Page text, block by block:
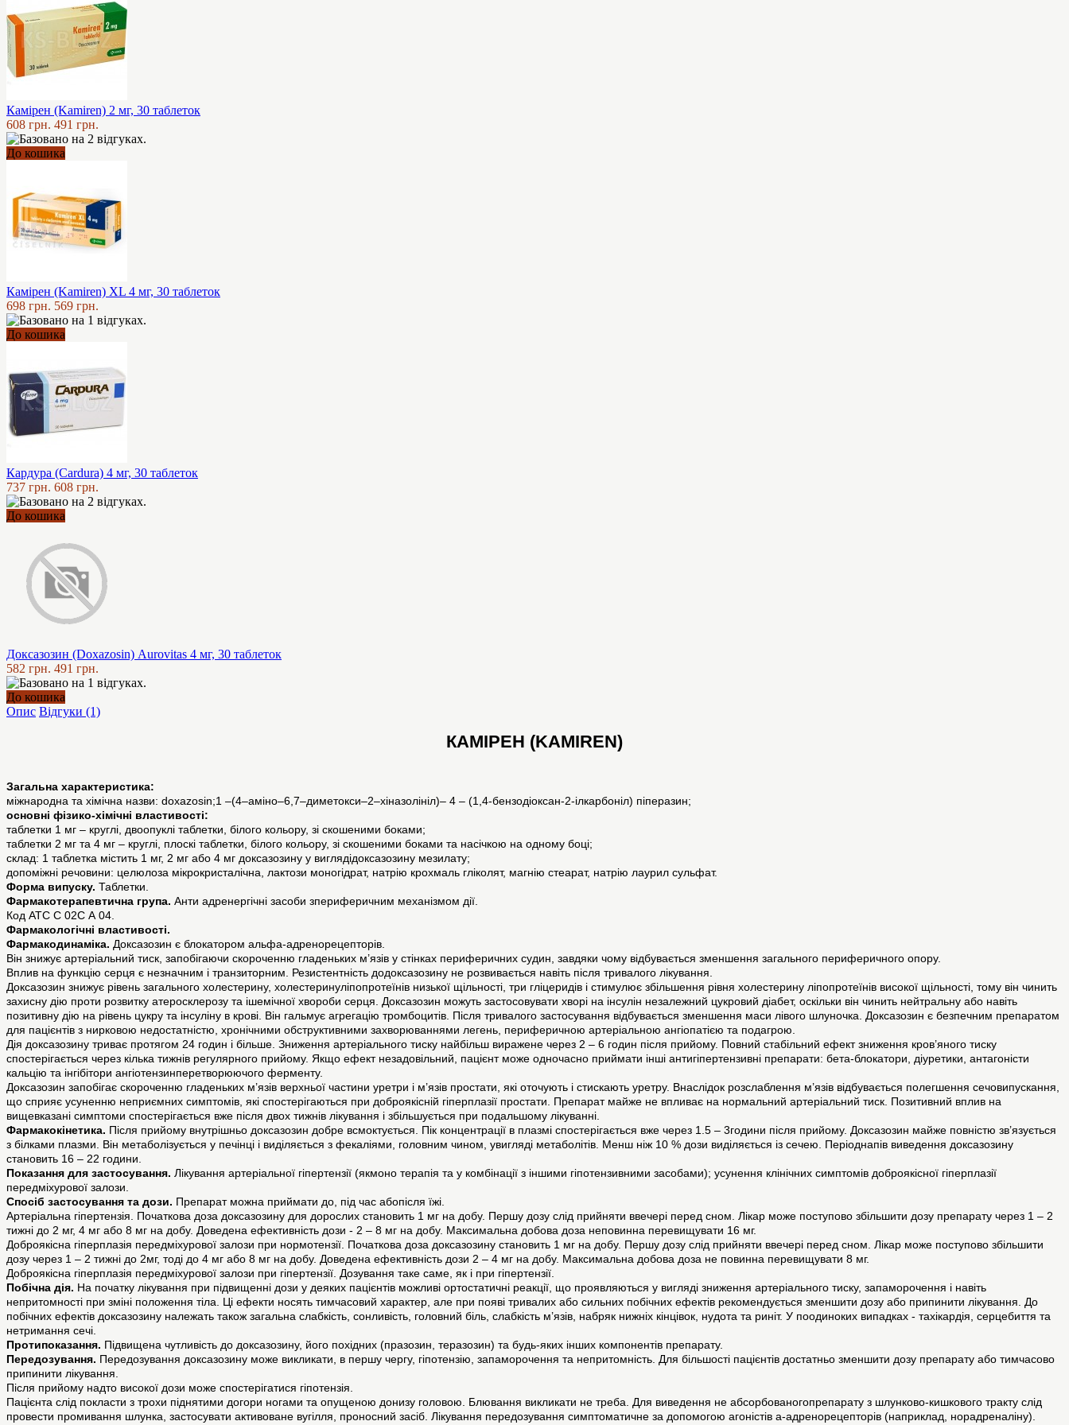
Камірен (Kamiren) 2 мг, 30 таблеток
608 грн. 491 грн.
До кошика
Камірен (Kamiren) XL 4 мг, 30 таблеток
698 грн. 569 грн.
До кошика
Кардура (Cardura) 4 мг, 30 таблеток
737 грн. 608 грн.
До кошика
Доксазозин (Doxazosin) Aurovitas 4 мг, 30 таблеток
582 грн. 491 грн.
До кошика
Опис Відгуки (1)
КАМІРЕН (KAMIREN)
Загальна характеристика:
міжнародна та хімічна назви: doxazosin;1 –(4–аміно–6,7–диметокси–2–хіназолініл)– 4 – (1,4-бензодіоксан-2-ілкарбоніл) піперазин;
основні фізико-хімічні властивості:
таблетки 1 мг – круглі, двоопуклі таблетки, білого кольору, зі скошеними боками;
таблетки 2 мг та 4 мг – круглі, плоскі таблетки, білого кольору, зі скошеними боками та насічкою на одному боці;
склад: 1 таблетка містить 1 мг, 2 мг або 4 мг доксазозину у виглядідоксазозину мезилату;
допоміжні речовини: целюлоза мікрокристалічна, лактози моногідрат, натрію крохмаль гліколят, магнію стеарат, натрію лаурил сульфат.
Форма випуску. Таблетки.
Фармакотерапевтична група. Анти адренергічні засоби зпериферичним механізмом дії.
Код АТС С 02С А 04.
Фармакологічні властивості.
Фармакодинаміка. Доксазозин є блокатором альфа-адренорецепторів.
Він знижує артеріальний тиск, запобігаючи скороченню гладеньких м’язів у стінках периферичних судин, завдяки чому відбувається зменшення загального периферичного опору.
Вплив на функцію серця є незначним і транзиторним. Резистентність додоксазозину не розвивається навіть після тривалого лікування.
Доксазозин знижує рівень загального холестерину, холестеринуліпопротеїнів низької щільності, три гліцеридів і стимулює збільшення рівня холестерину ліпопротеїнів високої щільності, тому він чинить
захисну дію проти розвитку атеросклерозу та ішемічної хвороби серця. Доксазозин можуть застосовувати хворі на інсулін незалежний цукровий діабет, оскільки він чинить нейтральну або навіть
позитивну дію на рівень цукру та інсуліну в крові. Він гальмує агрегацію тромбоцитів. Після тривалого застосування відбувається зменшення маси лівого шлуночка. Доксазозин є безпечним препаратом
для пацієнтів з нирковою недостатністю, хронічними обструктивними захворюваннями легень, периферичною артеріальною ангіопатією та подагрою.
Дія доксазозину триває протягом 24 годин і більше. Зниження артеріального тиску найбільш виражене через 2 – 6 годин після прийому. Повний стабільний ефект зниження кров’яного тиску
спостерігається через кілька тижнів регулярного прийому. Якщо ефект незадовільний, пацієнт може одночасно приймати інші антигіпертензивні препарати: бета-блокатори, діуретики, антагоністи
кальцію та інгібітори ангіотензинперетворюючого ферменту.
Доксазозин запобігає скороченню гладеньких м’язів верхньої частини уретри і м’язів простати, які оточують і стискають уретру. Внаслідок розслаблення м’язів відбувається полегшення сечовипускання,
що сприяє усуненню неприємних симптомів, які спостерігаються при доброякісній гіперплазії простати. Препарат майже не впливає на нормальний артеріальний тиск. Позитивний вплив на
вищевказані симптоми спостерігається вже після двох тижнів лікування і збільшується при подальшому лікуванні.
Фармакокінетика. Після прийому внутрішньо доксазозин добре всмоктується. Пік концентрації в плазмі спостерігається вже через 1.5 – 3години після прийому. Доксазозин майже повністю зв’язується
з білками плазми. Він метаболізується у печінці і виділяється з фекаліями, головним чином, увигляді метаболітів. Менш ніж 10 % дози виділяється із сечею. Періоднапів виведення доксазозину
становить 16 – 22 години.
Показання для застосування. Лікування артеріальної гіпертензії (якмоно терапія та у комбінації з іншими гіпотензивними засобами); усунення клінічних симптомів доброякісної гіперплазії
передміхурової залози.
Спосіб застосування та дози. Препарат можна приймати до, під час абопісля їжі.
Артеріальна гіпертензія. Початкова доза доксазозину для дорослих становить 1 мг на добу. Першу дозу слід прийняти ввечері перед сном. Лікар може поступово збільшити дозу препарату через 1 – 2
тижні до 2 мг, 4 мг або 8 мг на добу. Доведена ефективність дози - 2 – 8 мг на добу. Максимальна добова доза неповинна перевищувати 16 мг.
Доброякісна гіперплазія передміхурової залози при нормотензії. Початкова доза доксазозину становить 1 мг на добу. Першу дозу слід прийняти ввечері перед сном. Лікар може поступово збільшити
дозу через 1 – 2 тижні до 2мг, тоді до 4 мг або 8 мг на добу. Доведена ефективність дози 2 – 4 мг на добу. Максимальна добова доза не повинна перевищувати 8 мг.
Доброякісна гіперплазія передміхурової залози при гіпертензії. Дозування таке саме, як і при гіпертензії.
Побічна дія. На початку лікування при підвищенні дози у деяких пацієнтів можливі ортостатичні реакції, що проявляються у вигляді зниження артеріального тиску, запаморочення і навіть
непритомності при зміні положення тіла. Ці ефекти носять тимчасовий характер, але при появі тривалих або сильних побічних ефектів рекомендується зменшити дозу або припинити лікування. До
побічних ефектів доксазозину належать також загальна слабкість, сонливість, головний біль, слабкість м’язів, набряк нижніх кінцівок, нудота та риніт. У поодиноких випадках - тахікардія, серцебиття та
нетримання сечі.
Протипоказання. Підвищена чутливість до доксазозину, його похідних (празозин, теразозин) та будь-яких інших компонентів препарату.
Передозування. Передозування доксазозину може викликати, в першу чергу, гіпотензію, запаморочення та непритомність. Для більшості пацієнтів достатньо зменшити дозу препарату або тимчасово
припинити лікування.
Після прийому надто високої дози може спостерігатися гіпотензія.
Пацієнта слід покласти з трохи піднятими догори ногами та опущеною донизу головою. Блювання викликати не треба. Для виведення не абсорбованогопрепарату з шлунково-кишкового тракту слід
провести промивання шлунка, застосувати активоване вугілля, проносний засіб. Лікування передозування симптоматичне за допомогою агоністів a-адренорецепторів (наприклад, норадреналіну).